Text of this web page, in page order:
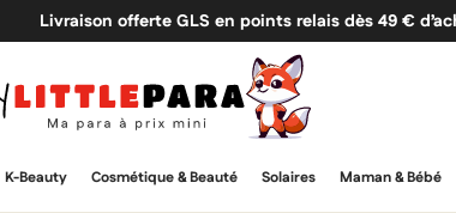
Livraison offerte GLS en points relais dès 49 €
K-Beauty Cosmétique & Beauté Solaires Maman & Bébé